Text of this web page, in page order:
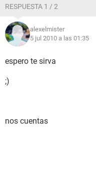
RESPUESTA 1 / 2
alexelmister
5 jul 2010 a las 01:35
espero te sirva
;)
nos cuentas